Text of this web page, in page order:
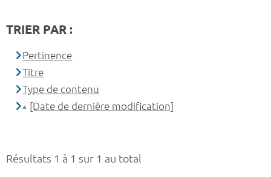
Résultats 1 à 1 sur 1 au total
TRIER PAR :
Pertinence
Titre
Type de contenu
[Date de dernière modification]